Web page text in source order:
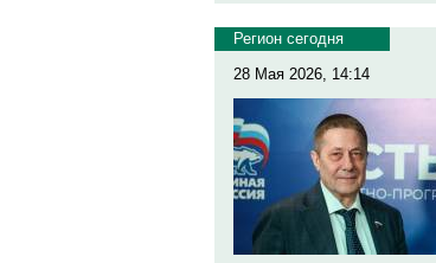
Регион сегодня
28 Мая 2026, 14:14